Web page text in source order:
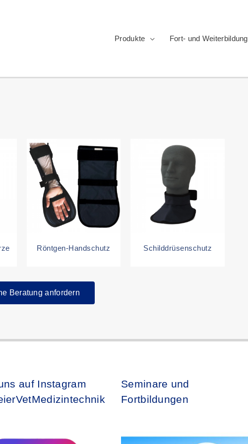
Produkte
Fort- und Weiterbildung
Röntgen-Handschutz Schilddrüsenschutz
Beratung anfordern
auf Instagram
Seminare und
Fortbildungen